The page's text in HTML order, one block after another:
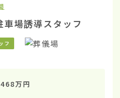
車場誘導スタッフ
フ
468万円